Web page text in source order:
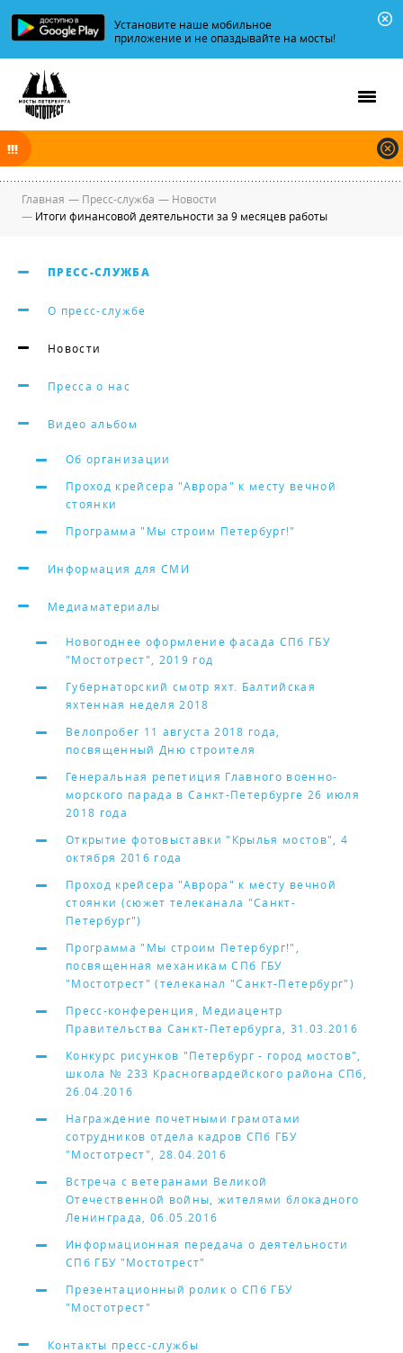
Установите наше мобильное
приложение и не опаздывайте на мосты!
разводятся по графику.
Главная — Пресс-служба — Новости
— Итоги финансовой деятельности за 9 месяцев работы
ПРЕСС-СЛУЖБА
О пресс-службе
Новости
Пресса о нас
Видео альбом
Об организации
Проход крейсера "Аврора" к месту вечной
стоянки
Программа "Мы строим Петербург!"
Информация для СМИ
Медиаматериалы
Новогоднее оформление фасада СПб ГБУ
"Мостотрест", 2019 год
Губернаторский смотр яхт. Балтийская
яхтенная неделя 2018
Велопробег 11 августа 2018 года,
посвященный Дню строителя
Генеральная репетиция Главного военно-
морского парада в Санкт-Петербурге 26 июля
2018 года
Открытие фотовыставки "Крылья мостов", 4
октября 2016 года
Проход крейсера "Аврора" к месту вечной
стоянки (сюжет телеканала "Санкт-
Петербург")
Программа "Мы строим Петербург!",
посвященная механикам СПб ГБУ
"Мостотрест" (телеканал "Санкт-Петербург")
Пресс-конференция, Медиацентр
Правительства Санкт-Петербурга, 31.03.2016
Конкурс рисунков "Петербург - город мостов",
школа № 233 Красногвардейского района СПб,
26.04.2016
Награждение почетными грамотами
сотрудников отдела кадров СПб ГБУ
"Мостотрест", 28.04.2016
Встреча с ветеранами Великой
Отечественной войны, жителями блокадного
Ленинграда, 06.05.2016
Информационная передача о деятельности
СПб ГБУ "Мостотрест"
Презентационный ролик о СПб ГБУ
"Мостотрест"
Контакты пресс-службы